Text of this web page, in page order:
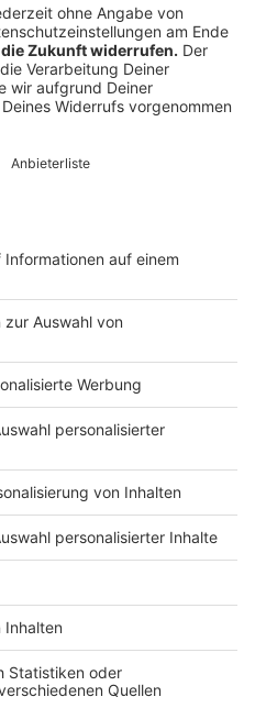
Politik auf die
erreichen, dass diese
wir nun wissen, geht
soweit gut voran. Dabei
Flüchtlingen eine
Mensch aus der
bekommt, um
bekommen, soll er oder
bekommen -
ein konkretes Job-
die Erlaubnis wird von
und nicht etwa vom Job-
vom Bund und im Prinzip
weil das für alle weniger
das ist nur im Prinzip so
haben in der aktuellen
an Anträgen - so heißt es
NRW-
könnten sich